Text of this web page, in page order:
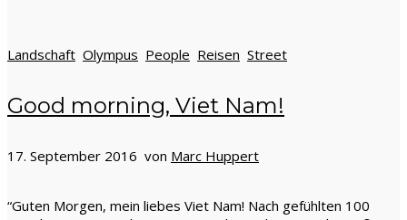
Landschaft Olympus People Reisen Street
Good morning, Viet Nam!
17. September 2016 von Marc Huppert
“Guten Morgen, mein liebes Viet Nam! Nach gefühlten 100